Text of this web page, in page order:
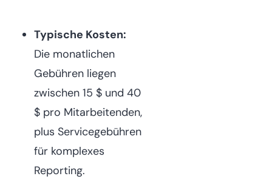
Typische Kosten:
Die monatlichen
Gebühren liegen
zwischen 15 $ und 40
$ pro Mitarbeitenden,
plus Servicegebühren
für komplexes
Reporting.